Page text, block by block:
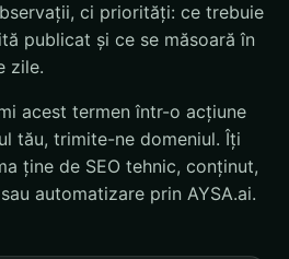
ci priorități: ce trebuie
publicat și ce se măsoară în
zile.
acest termen într-o acțiune
tău, trimite-ne domeniul. Îți
ține de SEO tehnic, conținut,
automatizare prin AYSA.ai.